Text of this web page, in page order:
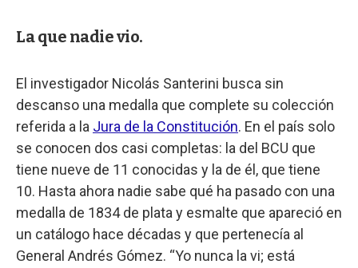
La que nadie vio.
El investigador Nicolás Santerini busca sin
descanso una medalla que complete su colección
referida a la Jura de la Constitución. En el país solo
se conocen dos casi completas: la del BCU que
tiene nueve de 11 conocidas y la de él, que tiene
10. Hasta ahora nadie sabe qué ha pasado con una
medalla de 1834 de plata y esmalte que apareció en
un catálogo hace décadas y que pertenecía al
General Andrés Gómez. “Yo nunca la vi; está